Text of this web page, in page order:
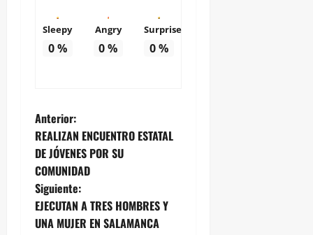
Sleepy
0%
Angry
0%
Surprise
0%
N
a
v
e
Anterior:
REALIZAN ENCUENTRO ESTATAL
DE JÓVENES POR SU
COMUNIDAD
Siguiente:
EJECUTAN A TRES HOMBRES Y
UNA MUJER EN SALAMANCA